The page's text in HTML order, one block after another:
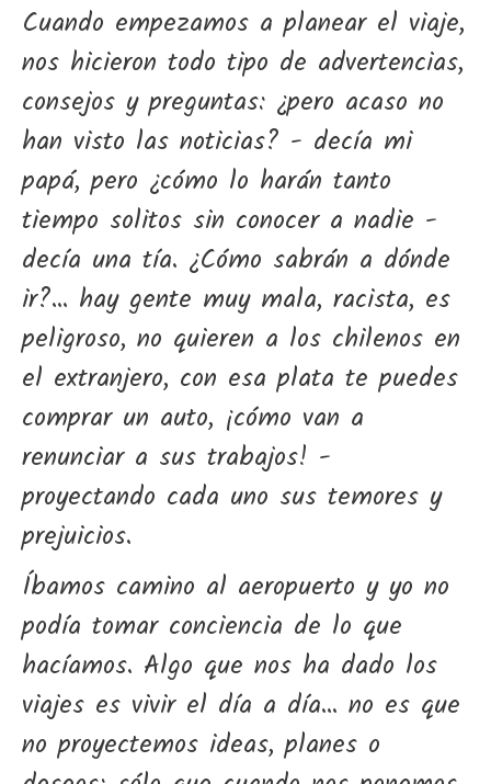
Cuando empezamos a planear el viaje,
nos hicieron todo tipo de advertencias,
consejos y preguntas: ¿pero acaso no
han visto las noticias? - decía mi
papá, pero ¿cómo lo harán tanto
tiempo solitos sin conocer a nadie -
decía una tía. ¿Cómo sabrán a dónde
ir?... hay gente muy mala, racista, es
peligroso, no quieren a los chilenos en
el extranjero, con esa plata te puedes
comprar un auto, ¡cómo van a
renunciar a sus trabajos! -
proyectando cada uno sus temores y
prejuicios.
Íbamos camino al aeropuerto y yo no
podía tomar conciencia de lo que
hacíamos. Algo que nos ha dado los
viajes es vivir el día a día... no es que
no proyectemos ideas, planes o